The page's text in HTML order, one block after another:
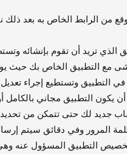
من الرابط الخاص به بعد ذلك
تريد أن تقوم بإنشائه
مع التطبيق الخاص بك حيث
في التطبيق وتستطيع إجراء
يكون التطبيق مجاني
جديد لك حتى تتمكن من تحديد
المرور وفي دقائق سيتم
التطبيق المسؤول عنه